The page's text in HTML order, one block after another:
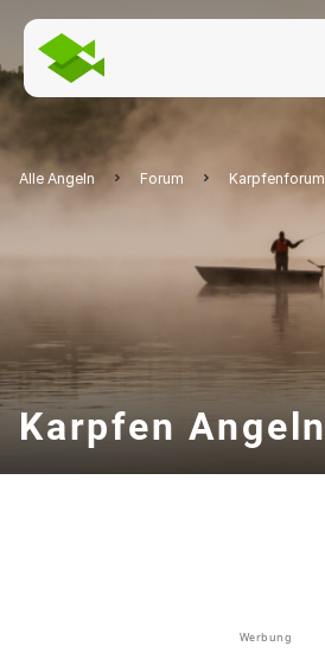
Alle Angeln Forum Karpfenforum
Karpfen Angeln
Werbung